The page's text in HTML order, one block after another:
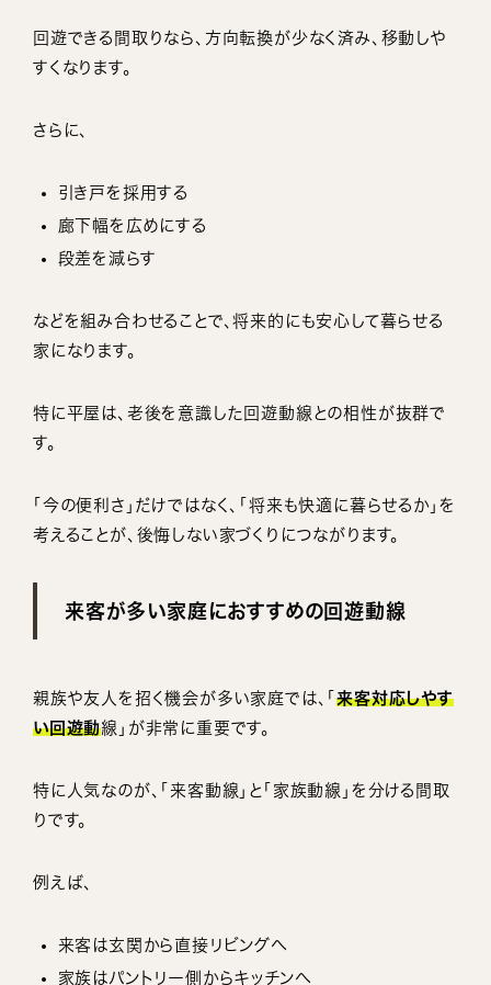
回遊できる間取りなら、方向転換が少なく済み、移動しや
すくなります。
さらに、
引き戸を採用する
廊下幅を広めにする
段差を減らす
などを組み合わせることで、将来的にも安心して暮らせる
家になります。
特に平屋は、老後を意識した回遊動線との相性が抜群で
す。
「今の便利さ」だけではなく、「将来も快適に暮らせるか」を
考えることが、後悔しない家づくりにつながります。
来客が多い家庭におすすめの回遊動線
親族や友人を招く機会が多い家庭では、「来客対応しやす
い回遊動線」が非常に重要です。
特に人気なのが、「来客動線」と「家族動線」を分ける間取
りです。
例えば、
来客は玄関から直接リビングへ
家族はパントリー側からキッチンへ